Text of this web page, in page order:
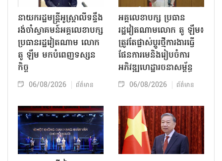
នាយករដ្ឋមន្ត្រីអូស្ត្រាលីទន្ទឹង
រង់ចាំស្វាគមន៍អគ្គលេខាបក្ស
ប្រធានរដ្ឋវៀតណាម លោក
តូ ឡឹម មកបំពេញទស្សន
កិច្ច
06/08/2026 ព័ត៌មាន
អគ្គលេខាបក្ស ប្រធាន
រដ្ឋវៀតណាមលោក តូ ឡឹម៖
ត្រូវតែផ្លាស់ប្ដូរថ្មីការងារធ្វើ
ផែនការមេនិងរៀបចំការ
អភិវឌ្ឍហេដ្ឋារចនាសម្ព័ន្ធ
06/08/2026 ព័ត៌មាន